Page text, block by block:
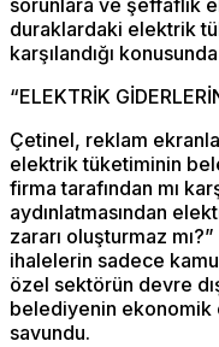
sorunlara ve şeffaflık
duraklardaki elektrik
karşılandığı
“ELEKTRİK
Çetinel, reklam
elektrik tüketiminin
firma tarafından mı
aydınlatmasından
zararı oluşturmaz
ihalelerin sadece
özel sektörün devre
belediyenin ekonomik
savundu.